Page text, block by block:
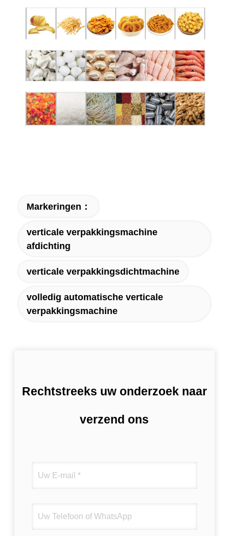
Markeringen：
verticale verpakkingsmachine
afdichting
verticale verpakkingsdichtmachine
volledig automatische verticale
verpakkingsmachine
Rechtstreeks uw onderzoek naar
verzend ons